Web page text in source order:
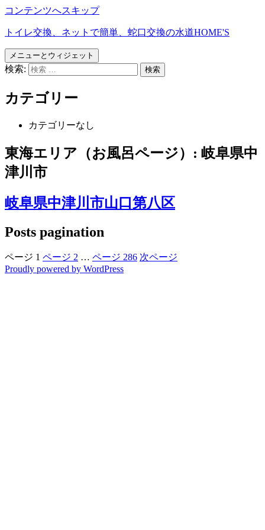
コンテンツへスキップ
トイレ交換、ネットで簡単、蛇口交換の水道HOME'S
メニューとウィジェット
検索:
カテゴリー
カテゴリーなし
東海エリア（お風呂ページ）: 岐阜県中
津川市
岐阜県中津川市山口第八区
Posts pagination
ページ 1 ページ 2 … ページ 286 次ページ
Proudly powered by WordPress